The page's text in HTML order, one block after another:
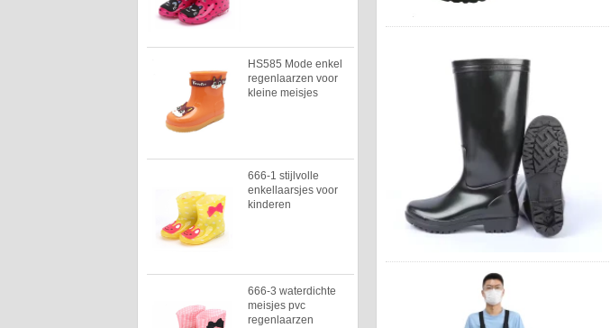
HS585 Mode enkel
regenlaarzen voor
kleine meisjes
666-1 stijlvolle
enkellaarsjes voor
kinderen
666-3 waterdichte
meisjes pvc
regenlaarzen